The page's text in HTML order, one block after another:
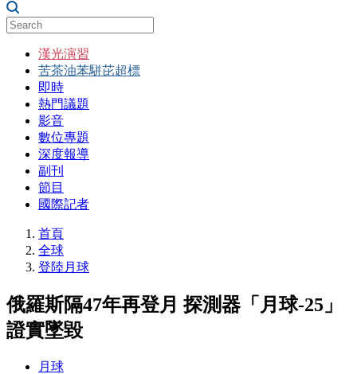
漢光演習
苦茶油苯駢芘超標
即時
熱門議題
影音
數位專題
深度報導
副刊
節目
國際記者
首頁
全球
登陸月球
俄羅斯隔47年再登月 探測器「月球-25」
證實墜毀
月球